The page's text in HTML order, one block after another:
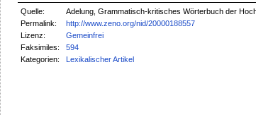
Quelle:
Adelung, Grammatisch-kritisches Wörterbuch der
Permalink:
http://www.zeno.org/nid/20000188557
Lizenz:
Gemeinfrei
Faksimiles:
594
Kategorien:
Lexikalischer Artikel